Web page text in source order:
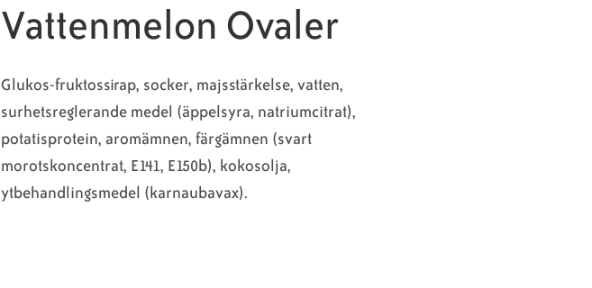
Vattenmelon Ovaler
Glukos-fruktossirap, socker, majsstärkelse, vatten,
surhetsreglerande medel (äppelsyra, natriumcitrat),
potatisprotein, aromämnen, färgämnen (svart
morotskoncentrat, E141, E150b), kokosolja,
ytbehandlingsmedel (karnaubavax).